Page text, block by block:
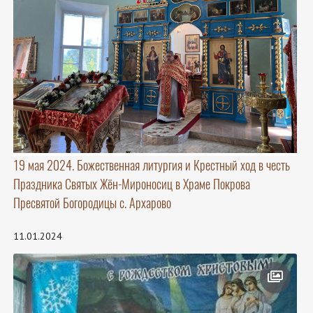
19 мая 2024. Божественная литургия и Крестный ход в честь
Праздника Святых Жён-Мироносиц в Храме Покрова
Пресвятой Богородицы с. Архарово
11.01.2024